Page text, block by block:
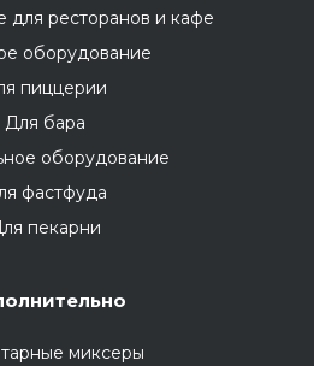
для ресторанов и кафе
оборудование
пиццерии
Для бара
оборудование
фастфуда
пекарни
миксеры